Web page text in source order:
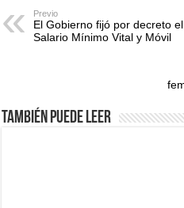
Previo
El Gobierno fijó por decreto el
Salario Mínimo Vital y Móvil
También puede leer